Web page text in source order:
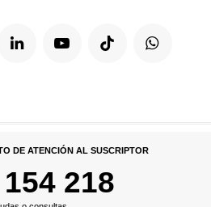
DE ATENCIÓN AL SUSCRIPTOR
218